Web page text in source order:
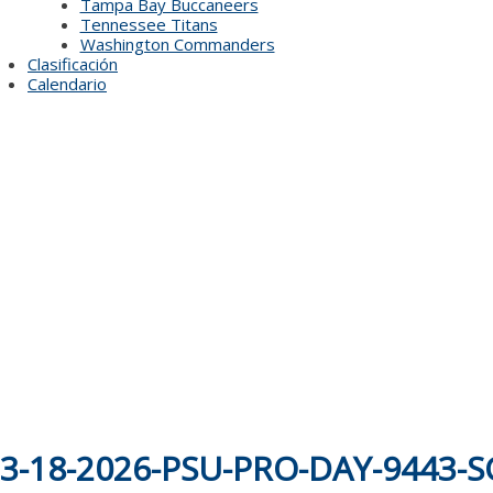
Tampa Bay Buccaneers
Tennessee Titans
Washington Commanders
Clasificación
Calendario
3-18-2026-PSU-PRO-DAY-9443-